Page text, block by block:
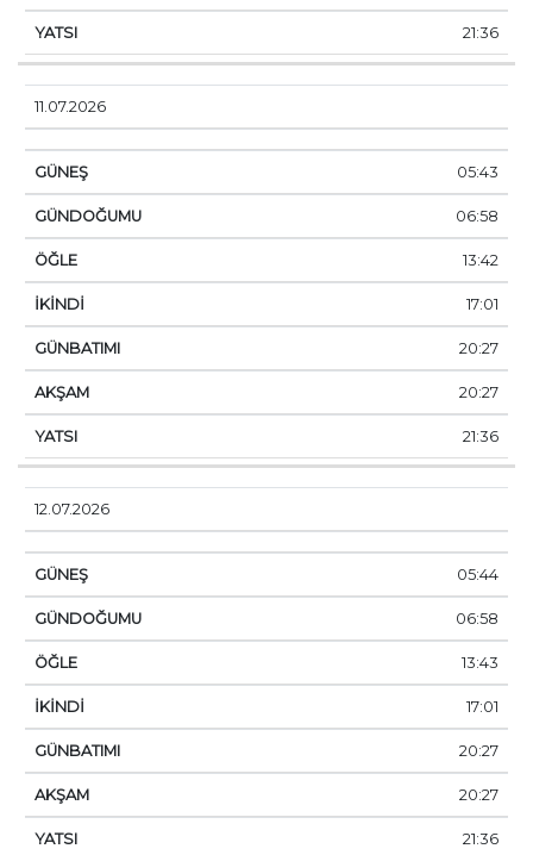
21:36
11.07.2026
05:43
06:58
13:42
17:01
20:27
20:27
21:36
12.07.2026
05:44
06:58
13:43
17:01
20:27
20:27
21:36